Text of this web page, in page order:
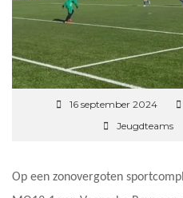
16 september 2024
Jeugdteams
Op een zonovergoten